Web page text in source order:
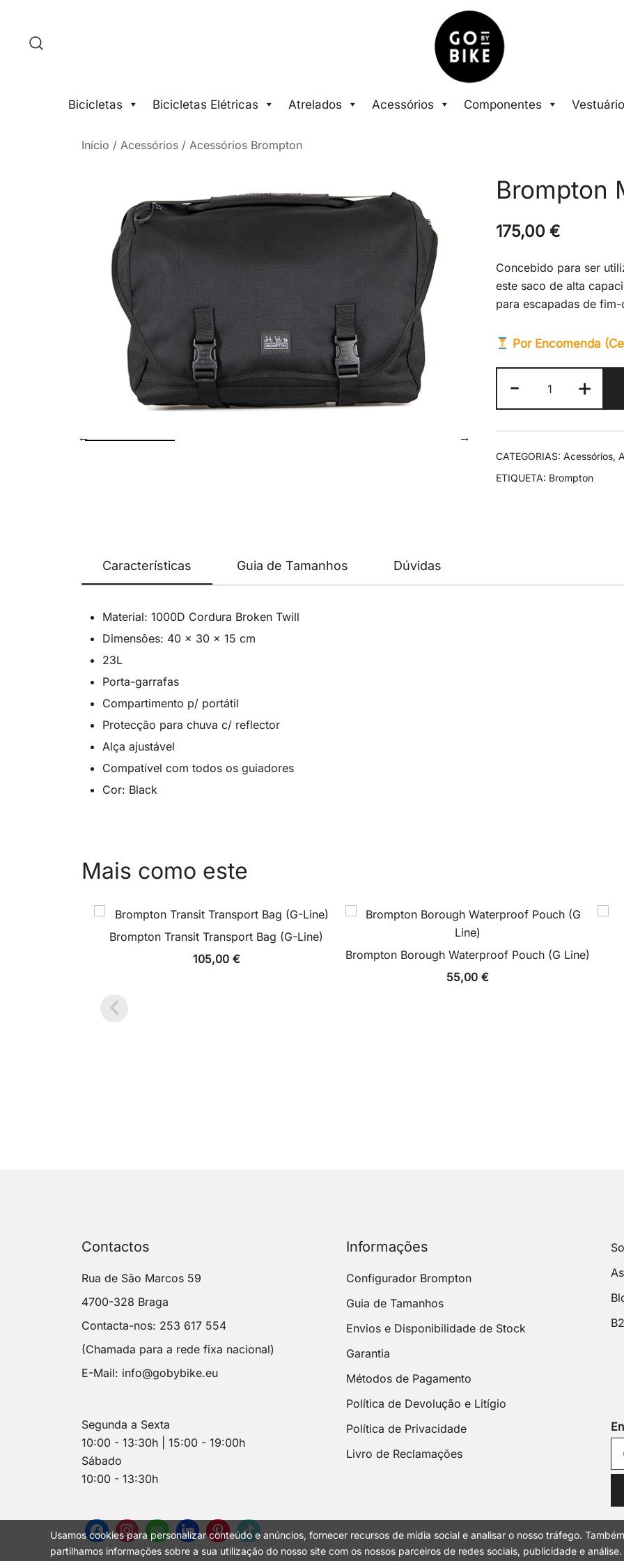
Go By Bike
The Urban Bike Shop
Bicicletas Bicicletas Elétricas Atrelados Acessórios Componentes Vestuário
Início / Acessórios / Acessórios Brompton
Brompton
175,00 €
Concebido para ser
este saco de alta
para escapadas de fim-
Por Encomenda
-
de
Brompton
Metro
L
+
CATEGORIAS: Acessórios,
ETIQUETA: Brompton
Características Guia de Tamanhos Dúvidas
Material: 1000D Cordura Broken Twill
Dimensões: 40 x 30 x 15 cm
23L
Porta-garrafas
Compartimento p/ portátil
Protecção para chuva c/ reflector
Alça ajustável
Compatível com todos os guiadores
Cor: Black
Mais como este
Brompton Transit Transport Bag (G-Line)
105,00 €
Brompton Borough Waterproof Pouch (G Line)
55,00€
Contactos
Rua de São Marcos 59
4700-328 Braga
Contacta-nos: 253 617 554
(Chamada para a rede fixa nacional)
E-Mail: info@gobybike.eu
Segunda a Sexta
10:00 - 13:30h | 15:00 - 19:00h
Sábado
10:00 - 13:30h
Informações
Configurador Brompton
Guia de Tamanhos
Envios e Disponibilidade de Stock
Garantia
Métodos de Pagamento
Política de Devolução e Litígio
Política de Privacidade
Livro de Reclamações
Usamos cookies para personalizar conteúdo e anúncios, fornecer recursos de mídia social e analisar o nosso tráfego. Também
partilhamos informações sobre a sua utilização do nosso site com os nossos parceiros de redes sociais, publicidade e análise.